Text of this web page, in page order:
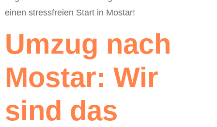
einen stressfreien Start in Mostar!
Umzug nach
Mostar: Wir
sind das